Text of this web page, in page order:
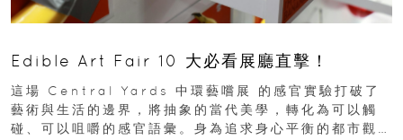
Edible Art Fair 10 大必看展廳直擊！
這場 Central Yards 中環藝嚐展 的感官實驗打破了
藝術與生活的邊界，將抽象的當代美學，轉化為可以觸
碰、可以咀嚼的感官語彙。身為追求身心平衡的都市觀